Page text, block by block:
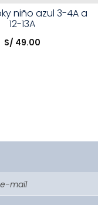
niño azul 3-4A a
12-13A
S/ 49.00